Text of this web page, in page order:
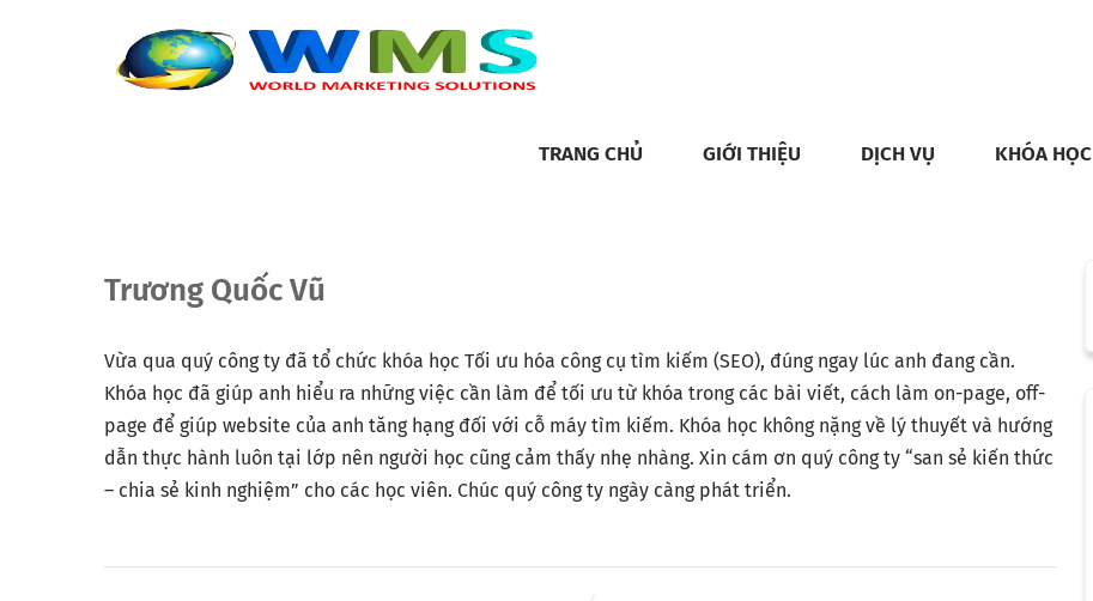
TRANG CHỦ GIỚI THIỆU DỊCH VỤ KHÓA HỌC
Trương Quốc Vũ
Vừa qua quý công ty đã tổ chức khóa học Tối ưu hóa công cụ tìm kiếm (SEO), đúng ngay lúc anh đang cần.
Khóa học đã giúp anh hiểu ra những việc cần làm để tối ưu từ khóa trong các bài viết, cách làm on-page, off-
page để giúp website của anh tăng hạng đối với cỗ máy tìm kiếm. Khóa học không nặng về lý thuyết và hướng
dẫn thực hành luôn tại lớp nên người học cũng cảm thấy nhẹ nhàng. Xin cám ơn quý công ty “san sẻ kiến thức
– chia sẻ kinh nghiệm” cho các học viên. Chúc quý công ty ngày càng phát triển.